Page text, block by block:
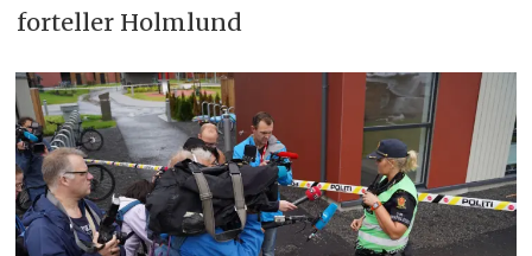
forteller Holmlund